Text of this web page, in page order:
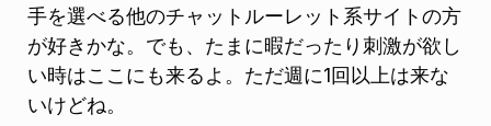
手を選べる他のチャットルーレット系サイトの方
が好きかな。でも、たまに暇だったり刺激が欲し
い時はここにも来るよ。ただ週に1回以上は来な
いけどね。